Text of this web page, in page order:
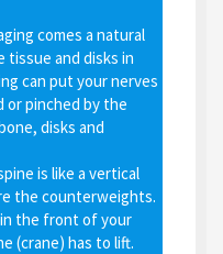
comes a natural
tissue and disks in
can put your nerves
or pinched by the
disks and
is like a vertical
the counterweights.
the front of your
(crane) has to lift.